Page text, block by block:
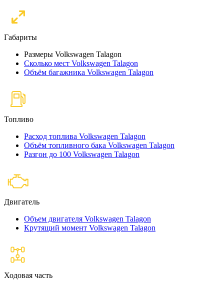
Габариты
Размеры Volkswagen Talagon
Сколько мест Volkswagen Talagon
Объём багажника Volkswagen Talagon
Топливо
Расход топлива Volkswagen Talagon
Объём топливного бака Volkswagen Talagon
Разгон до 100 Volkswagen Talagon
Двигатель
Объем двигателя Volkswagen Talagon
Крутящий момент Volkswagen Talagon
Ходовая часть